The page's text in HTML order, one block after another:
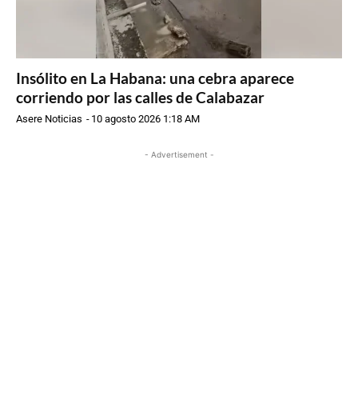
Insólito en La Habana: una cebra aparece
corriendo por las calles de Calabazar
Asere Noticias - 10 agosto 2026 1:18 AM
- Advertisement -